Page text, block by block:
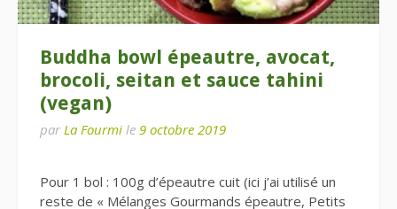
Buddha bowl épeautre, avocat,
brocoli, seitan et sauce tahini
(vegan)
par La Fourmi le 9 octobre 2019
Pour 1 bol : 100g d’épeautre cuit (ici j’ai utilisé un
reste de « Mélanges Gourmands épeautre, Petits